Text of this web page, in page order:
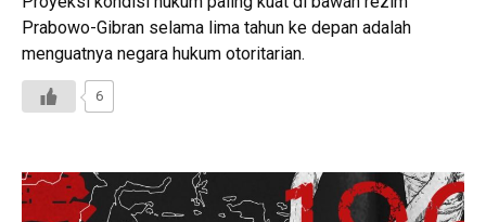
Prabowo-Gibran selama lima tahun ke depan adalah
menguatnya negara hukum otoritarian.
6